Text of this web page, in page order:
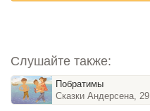
Слушайте также:
Побратимы
Сказки Андерсена, 29